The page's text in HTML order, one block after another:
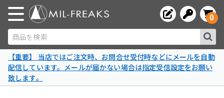
商品を検索
0
【重要】 当店ではご注文時、お問合せ受付時などにメールを自動
配信しています。メールが届かない場合は指定受信設定をお願い
致します。